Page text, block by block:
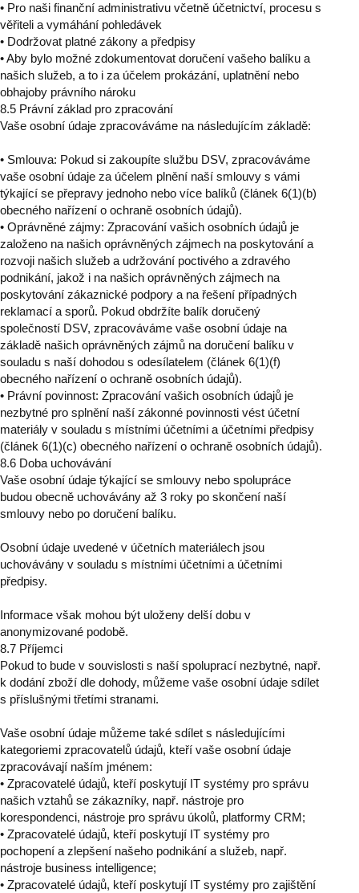
• Pro naši finanční administrativu včetně účetnictví, procesu s
věřiteli a vymáhání pohledávek
• Dodržovat platné zákony a předpisy
• Aby bylo možné zdokumentovat doručení vašeho balíku a
našich služeb, a to i za účelem prokázání, uplatnění nebo
obhajoby právního nároku
8.5 Právní základ pro zpracování
Vaše osobní údaje zpracováváme na následujícím základě:
• Smlouva: Pokud si zakoupíte službu DSV, zpracováváme
vaše osobní údaje za účelem plnění naší smlouvy s vámi
týkající se přepravy jednoho nebo více balíků (článek 6(1)(b)
obecného nařízení o ochraně osobních údajů).
• Oprávněné zájmy: Zpracování vašich osobních údajů je
založeno na našich oprávněných zájmech na poskytování a
rozvoji našich služeb a udržování poctivého a zdravého
podnikání, jakož i na našich oprávněných zájmech na
poskytování zákaznické podpory a na řešení případných
reklamací a sporů. Pokud obdržíte balík doručený
společností DSV, zpracováváme vaše osobní údaje na
základě našich oprávněných zájmů na doručení balíku v
souladu s naší dohodou s odesílatelem (článek 6(1)(f)
obecného nařízení o ochraně osobních údajů).
• Právní povinnost: Zpracování vašich osobních údajů je
nezbytné pro splnění naší zákonné povinnosti vést účetní
materiály v souladu s místními účetními a účetními předpisy
(článek 6(1)(c) obecného nařízení o ochraně osobních údajů).
8.6 Doba uchovávání
Vaše osobní údaje týkající se smlouvy nebo spolupráce
budou obecně uchovávány až 3 roky po skončení naší
smlouvy nebo po doručení balíku.
Osobní údaje uvedené v účetních materiálech jsou
uchovávány v souladu s místními účetními a účetními
předpisy.
Informace však mohou být uloženy delší dobu v
anonymizované podobě.
8.7 Příjemci
Pokud to bude v souvislosti s naší spoluprací nezbytné, např.
k dodání zboží dle dohody, můžeme vaše osobní údaje sdílet
s příslušnými třetími stranami.
Vaše osobní údaje můžeme také sdílet s následujícími
kategoriemi zpracovatelů údajů, kteří vaše osobní údaje
zpracovávají naším jménem:
• Zpracovatelé údajů, kteří poskytují IT systémy pro správu
našich vztahů se zákazníky, např. nástroje pro
korespondenci, nástroje pro správu úkolů, platformy CRM;
• Zpracovatelé údajů, kteří poskytují IT systémy pro
pochopení a zlepšení našeho podnikání a služeb, např.
nástroje business intelligence;
• Zpracovatelé údajů, kteří poskytují IT systémy pro zajištění